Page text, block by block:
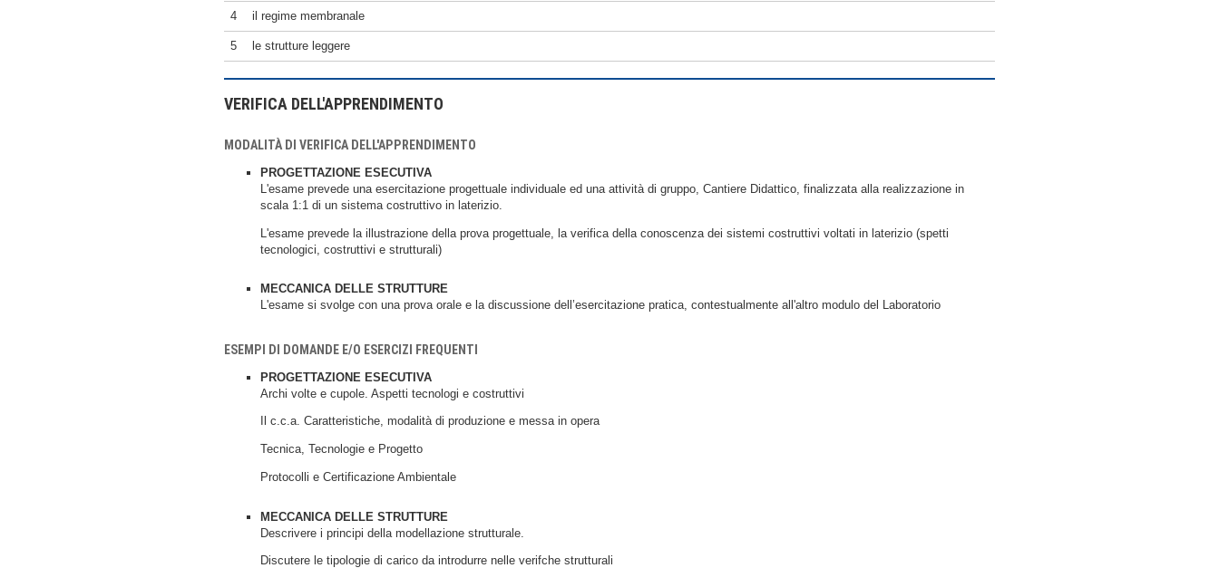
4 il regime membranale
5 le strutture leggere
VERIFICA DELL'APPRENDIMENTO
MODALITÀ DI VERIFICA DELL'APPRENDIMENTO
PROGETTAZIONE ESECUTIVA
L'esame prevede una esercitazione progettuale individuale ed una attività di gruppo, Cantiere Didattico, finalizzata alla realizzazione in
scala 1:1 di un sistema costruttivo in laterizio.
L'esame prevede la illustrazione della prova progettuale, la verifica della conoscenza dei sistemi costruttivi voltati in laterizio (spetti
tecnologici, costruttivi e strutturali)
MECCANICA DELLE STRUTTURE
L'esame si svolge con una prova orale e la discussione dell’esercitazione pratica, contestualmente all'altro modulo del Laboratorio
ESEMPI DI DOMANDE E/O ESERCIZI FREQUENTI
PROGETTAZIONE ESECUTIVA
Archi volte e cupole. Aspetti tecnologi e costruttivi
Il c.c.a. Caratteristiche, modalità di produzione e messa in opera
Tecnica, Tecnologie e Progetto
Protocolli e Certificazione Ambientale
MECCANICA DELLE STRUTTURE
Descrivere i principi della modellazione strutturale.
Discutere le tipologie di carico da introdurre nelle verifche strutturali